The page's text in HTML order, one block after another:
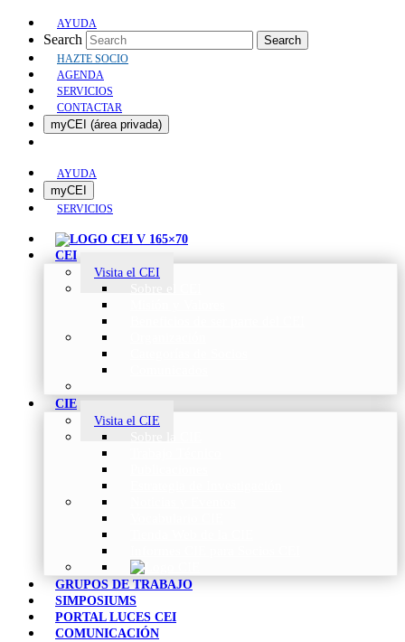
AYUDA
Search Search
HAZTE SOCIO
AGENDA
SERVICIOS
CONTACTAR
myCEI (área privada)
AYUDA
myCEI
SERVICIOS
CEI
Visita el CEI
CIE
Visita el CIE
GRUPOS DE TRABAJO
SIMPOSIUMS
PORTAL LUCES CEI
COMUNICACIÓN